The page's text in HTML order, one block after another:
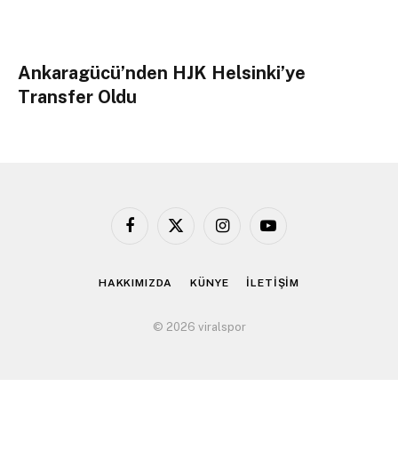
Ankaragücü’nden HJK Helsinki’ye
Transfer Oldu
Facebook
X
InstagramYouTube
HAKKIMIZDA KÜNYE İLETİŞİM
© 2026 viralspor